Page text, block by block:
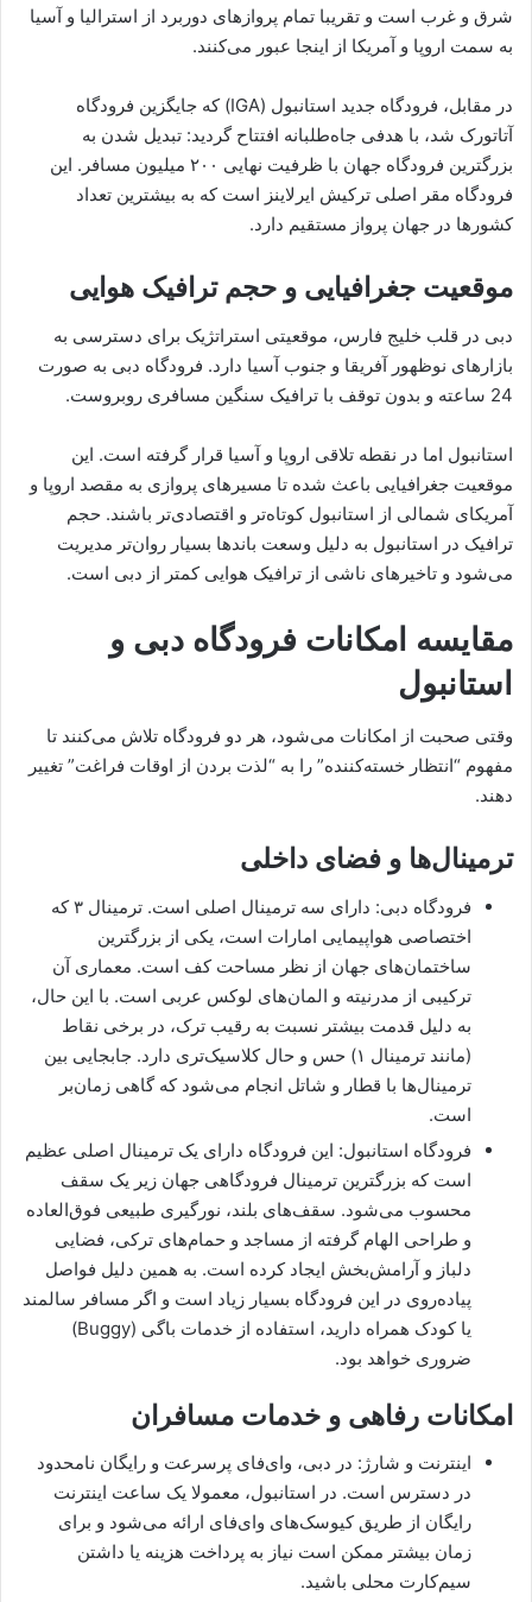
شرق و غرب است و تقریبا تمام پروازهای دوربرد از استرالیا و آسیا
به سمت اروپا و آمریکا از اینجا عبور می‌کنند.
در مقابل، فرودگاه جدید استانبول (IGA) که جایگزین فرودگاه
آتاتورک شد، با هدفی جاه‌طلبانه افتتاح گردید: تبدیل شدن به
بزرگترین فرودگاه جهان با ظرفیت نهایی ۲۰۰ میلیون مسافر. این
فرودگاه مقر اصلی ترکیش ایرلاینز است که به بیشترین تعداد
کشورها در جهان پرواز مستقیم دارد.
موقعیت جغرافیایی و حجم ترافیک هوایی
دبی در قلب خلیج فارس، موقعیتی استراتژیک برای دسترسی به
بازارهای نوظهور آفریقا و جنوب آسیا دارد. فرودگاه دبی به صورت
24 ساعته و بدون توقف با ترافیک سنگین مسافری روبروست.
استانبول اما در نقطه تلاقی اروپا و آسیا قرار گرفته است. این
موقعیت جغرافیایی باعث شده تا مسیرهای پروازی به مقصد اروپا و
آمریکای شمالی از استانبول کوتاه‌تر و اقتصادی‌تر باشند. حجم
ترافیک در استانبول به دلیل وسعت باندها بسیار روان‌تر مدیریت
می‌شود و تاخیرهای ناشی از ترافیک هوایی کمتر از دبی است.
مقایسه امکانات فرودگاه دبی و
استانبول
وقتی صحبت از امکانات می‌شود، هر دو فرودگاه تلاش می‌کنند تا
مفهوم “انتظار خسته‌کننده” را به “لذت بردن از اوقات فراغت” تغییر
دهند.
ترمینال‌ها و فضای داخلی
فرودگاه دبی: دارای سه ترمینال اصلی است. ترمینال ۳ که
اختصاصی هواپیمایی امارات است، یکی از بزرگترین
ساختمان‌های جهان از نظر مساحت کف است. معماری آن
ترکیبی از مدرنیته و المان‌های لوکس عربی است. با این حال،
به دلیل قدمت بیشتر نسبت به رقیب ترک، در برخی نقاط
(مانند ترمینال ۱) حس و حال کلاسیک‌تری دارد. جابجایی بین
ترمینال‌ها با قطار و شاتل انجام می‌شود که گاهی زمان‌بر
است.
فرودگاه استانبول: این فرودگاه دارای یک ترمینال اصلی عظیم
است که بزرگترین ترمینال فرودگاهی جهان زیر یک سقف
محسوب می‌شود. سقف‌های بلند، نورگیری طبیعی فوق‌العاده
و طراحی الهام گرفته از مساجد و حمام‌های ترکی، فضایی
دلباز و آرامش‌بخش ایجاد کرده است. به همین دلیل فواصل
پیاده‌روی در این فرودگاه بسیار زیاد است و اگر مسافر سالمند
یا کودک همراه دارید، استفاده از خدمات باگی (Buggy)
ضروری خواهد بود.
امکانات رفاهی و خدمات مسافران
اینترنت و شارژ: در دبی، وای‌فای پرسرعت و رایگان نامحدود
در دسترس است. در استانبول، معمولا یک ساعت اینترنت
رایگان از طریق کیوسک‌های وای‌فای ارائه می‌شود و برای
زمان بیشتر ممکن است نیاز به پرداخت هزینه یا داشتن
سیم‌کارت محلی باشید.